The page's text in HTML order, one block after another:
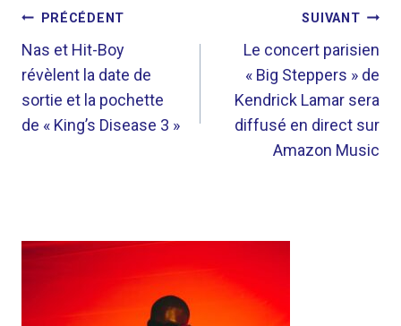
NAVIGATION
DE
L’ARTICLE
PRÉCÉDENT
Nas et Hit-Boy
révèlent la date de
sortie et la pochette
de « King’s Disease 3 »
SUIVANT
Le concert parisien
« Big Steppers » de
Kendrick Lamar sera
diffusé en direct sur
Amazon Music